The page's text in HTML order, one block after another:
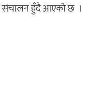
संचालन हुँदै आएको छ ।